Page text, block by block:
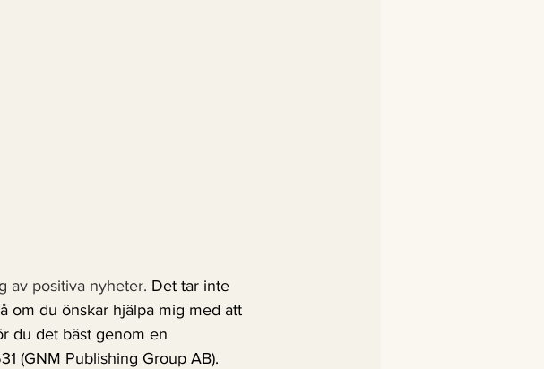
av positiva nyheter. Det tar inte
om du önskar hjälpa mig med att
du det bäst genom en
(GNM Publishing Group AB).